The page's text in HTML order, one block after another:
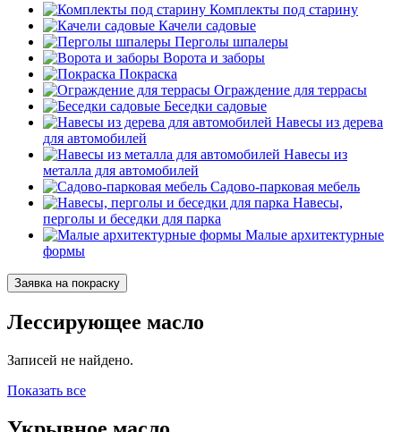
Комплекты под старину
Качели садовые
Перголы шпалеры
Ворота и заборы
Покраска
Ограждение для террасы
Беседки садовые
Навесы из дерева
для автомобилей
Навесы из
металла для автомобилей
Садово-парковая мебель
Навесы,
перголы и беседки для парка
Малые архитектурные
формы
Заявка на покраску
Лессирующее масло
Записей не найдено.
Показать все